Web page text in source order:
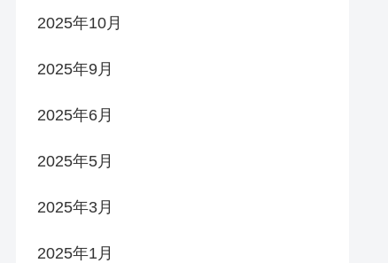
2025年10月
2025年9月
2025年6月
2025年5月
2025年3月
2025年1月